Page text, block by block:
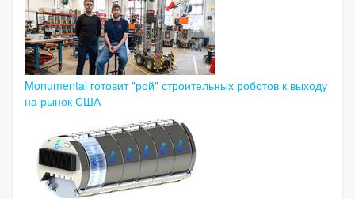
Monumental готовит "рой" строительных роботов к выходу
на рынок США